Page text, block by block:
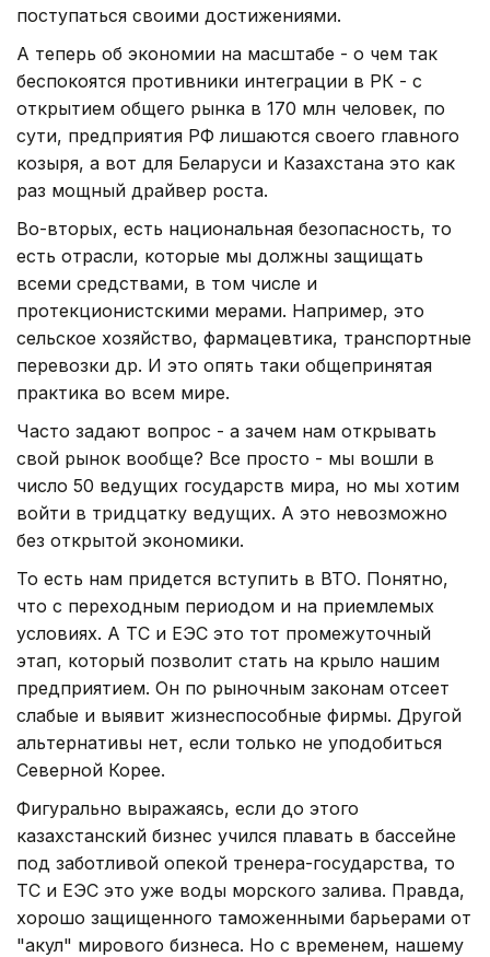
поступаться своими достижениями.
А теперь об экономии на масштабе - о чем так
беспокоятся противники интеграции в РК - с
открытием общего рынка в 170 млн человек, по
сути, предприятия РФ лишаются своего главного
козыря, а вот для Беларуси и Казахстана это как
раз мощный драйвер роста.
Во-вторых, есть национальная безопасность, то
есть отрасли, которые мы должны защищать
всеми средствами, в том числе и
протекционистскими мерами. Например, это
сельское хозяйство, фармацевтика, транспортные
перевозки др. И это опять таки общепринятая
практика во всем мире.
Часто задают вопрос - а зачем нам открывать
свой рынок вообще? Все просто - мы вошли в
число 50 ведущих государств мира, но мы хотим
войти в тридцатку ведущих. А это невозможно
без открытой экономики.
То есть нам придется вступить в ВТО. Понятно,
что с переходным периодом и на приемлемых
условиях. А ТС и ЕЭС это тот промежуточный
этап, который позволит стать на крыло нашим
предприятием. Он по рыночным законам отсеет
слабые и выявит жизнеспособные фирмы. Другой
альтернативы нет, если только не уподобиться
Северной Корее.
Фигурально выражаясь, если до этого
казахстанский бизнес учился плавать в бассейне
под заботливой опекой тренера-государства, то
ТС и ЕЭС это уже воды морского залива. Правда,
хорошо защищенного таможенными барьерами от
"акул" мирового бизнеса. Но с временем, нашему